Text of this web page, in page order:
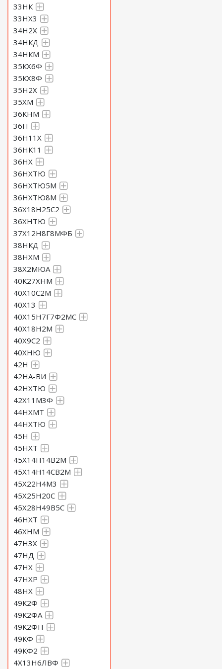
33НК
33НХ3
34Н2Х
34НКД
34НКМ
35КХ6Ф
35КХ8Ф
35Н2Х
35ХМ
36КНМ
36Н
36Н11Х
36НК11
36НХ
36НХТЮ
36НХТЮ5М
36НХТЮ8М
36Х18Н25С2
36ХНТЮ
37Х12Н8Г8МФБ
38НКД
38НХМ
38Х2МЮА
40К27ХНМ
40Х10С2М
40Х13
40Х15Н7Г7Ф2МС
40Х18Н2М
40Х9С2
40ХНЮ
42Н
42НА-ВИ
42НХТЮ
42Х11М3Ф
44НХМТ
44НХТЮ
45Н
45НХТ
45Х14Н14В2М
45Х14Н14СВ2М
45Х22Н4М3
45Х25Н20С
45Х28Н49В5С
46НХТ
46ХНМ
47Н3Х
47НД
47НХ
47НХР
48НХ
49К2Ф
49К2ФА
49К2ФН
49КФ
49КФ2
4Х13Н6ЛВФ